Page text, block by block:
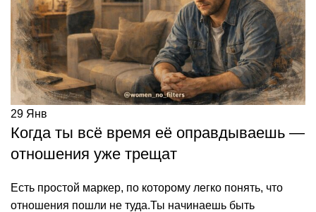
29 Янв
Когда ты всё время её оправдываешь —
отношения уже трещат
Есть простой маркер, по которому легко понять, что
отношения пошли не туда.Ты начинаешь быть